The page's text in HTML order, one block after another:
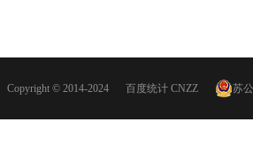
Copyright © 2014-2024 百度统计 CNZZ 苏